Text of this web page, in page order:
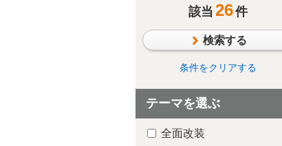
その他該当 26件
検索する
条件をクリアする
テーマを選ぶ
全面改装